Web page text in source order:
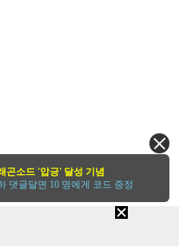
곤소드 '압긍' 달성 기념
댓글달면 10 명에게 코드 증정